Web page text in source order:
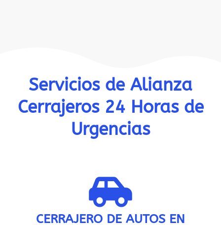
Servicios de Alianza
Cerrajeros 24 Horas de
Urgencias
CERRAJERO DE AUTOS EN